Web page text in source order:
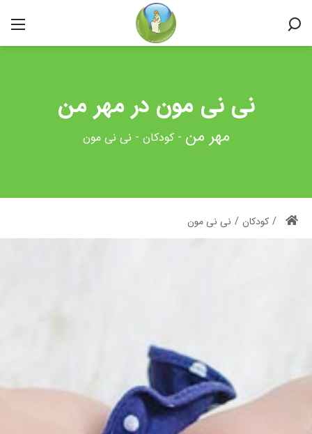
نی نی مون در مهر من
- کودکان - نی نی مون
/ کودکان / نی نی مون